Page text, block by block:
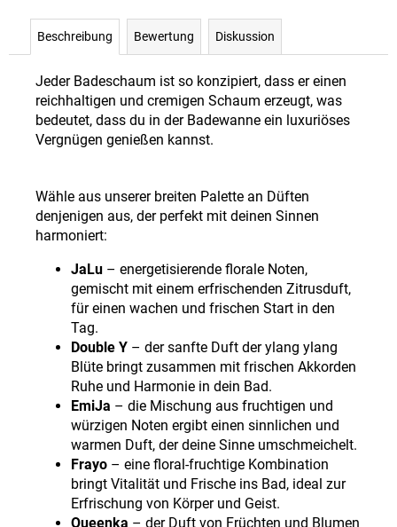
Beschreibung Bewertung Diskussion
Jeder Badeschaum ist so konzipiert, dass er einen
reichhaltigen und cremigen Schaum erzeugt, was
bedeutet, dass du in der Badewanne ein luxuriöses
Vergnügen genießen kannst.
Wähle aus unserer breiten Palette an Düften
denjenigen aus, der perfekt mit deinen Sinnen
harmoniert:
JaLu – energetisierende florale Noten,
gemischt mit einem erfrischenden Zitrusduft,
für einen wachen und frischen Start in den
Tag.
Double Y – der sanfte Duft der ylang ylang
Blüte bringt zusammen mit frischen Akkorden
Ruhe und Harmonie in dein Bad.
EmiJa – die Mischung aus fruchtigen und
würzigen Noten ergibt einen sinnlichen und
warmen Duft, der deine Sinne umschmeichelt.
Frayo – eine floral-fruchtige Kombination
bringt Vitalität und Frische ins Bad, ideal zur
Erfrischung von Körper und Geist.
Queenka – der Duft von Früchten und Blumen